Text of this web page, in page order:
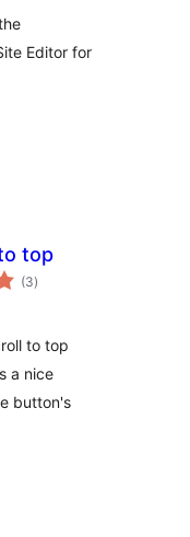
Editor for
top
(3toplam
puan
)
to top
a nice
button's